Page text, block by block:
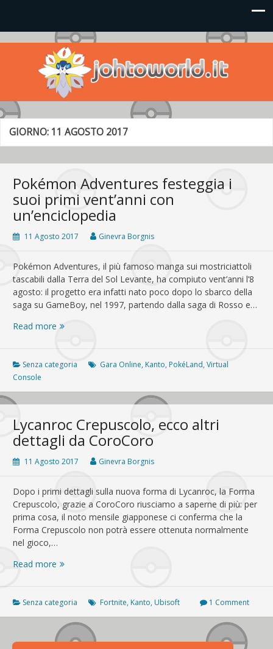
Johto World
Le novità più frizzanti dall'universo Pokémon e Nintendo
GIORNO: 11 AGOSTO 2017
Pokémon Adventures festeggia i
suoi primi vent’anni con
un’enciclopedia
11 Agosto 2017 Ginevra Borgnis
Pokémon Adventures, il più famoso manga sui mostriciattoli
tascabili dalla Terra del Sol Levante, ha compiuto vent’anni l’8
agosto: il progetto era infatti nato poco dopo lo sbarco della
saga su GameBoy, nel 1997, partendo dalla saga di Rosso e…
Read more Pokémon
festeggia
i
primi
vent’anni
un’enciclopedia
Senza categoria Gara Online, Kanto, PokéLand,Virtual
Console
Lycanroc Crepuscolo, ecco altri
dettagli da CoroCoro
11 Agosto 2017 Ginevra Borgnis
Dopo i primi dettagli sulla nuova forma di Lycanroc, la Forma
Crepuscolo, grazie a CoroCoro riusciamo a saperne di più: per
prima cosa, il noto mensile giapponese ci conferma che la
Forma Crepuscolo non potrà essere ottenuta normalmente
nel gioco,…
Read more Lycanroc
altri
dettagli
da
CoroCoro
Senza categoria Fortnite, Kanto, Ubisoft 1 Comment